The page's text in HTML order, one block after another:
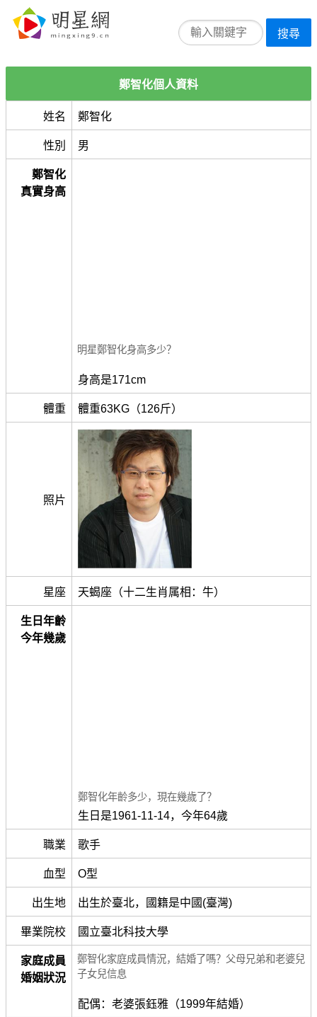
搜尋
鄭智化個人資料
姓名 鄭智化
性別 男
鄭智化
真實身高
明星鄭智化身高多少？
身高是171cm
體重 體重63KG（126斤）
照片
星座 天蝎座（十二生肖属相：牛）
生日年齡
今年幾歲
鄭智化年齡多少，現在幾歲了？
生日是1961-11-14，今年64歲
職業 歌手
血型 O型
出生地 出生於臺北，國籍是中國(臺灣)
畢業院校 國立臺北科技大學
家庭成員
婚姻狀況
鄭智化家庭成員情況，結婚了嗎？父母兄弟和老婆兒
子女兒信息
配偶：老婆張鈺雅（1999年結婚）